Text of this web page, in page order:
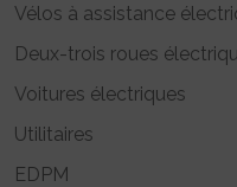
Vélos à assistance
Deux-trois roues
Voitures électriques
Utilitaires
EDPM